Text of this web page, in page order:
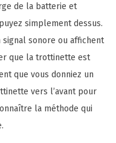
de la batterie et
simplement dessus.
sonore ou affichent
que la trottinette est
que vous donniez un
vers l’avant pour
la méthode qui